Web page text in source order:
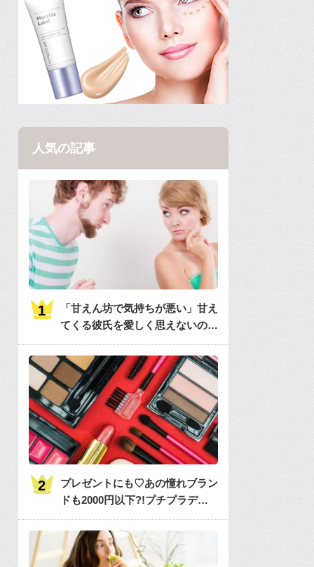
人気の記事
「甘えん坊で気持ちが悪い」甘え
てくる彼氏を愛しく思えないのは
何故？
プレゼントにも♡あの憧れブラン
ドも2000円以下?!プチプラデパ
コス36選大特集♡